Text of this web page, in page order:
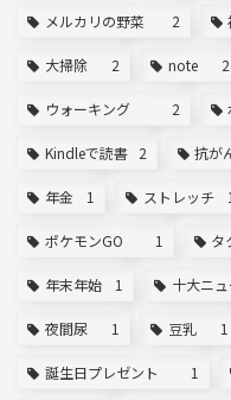
メルカリの野菜 2
大掃除 2 note 2
ウォーキング 2
Kindleで読書 2 抗が
年金 1 ストレッチ 1
ポケモンGO 1 タ
年末年始 1 十大ニュ
夜間尿 1 豆乳 1
誕生日プレゼント 1